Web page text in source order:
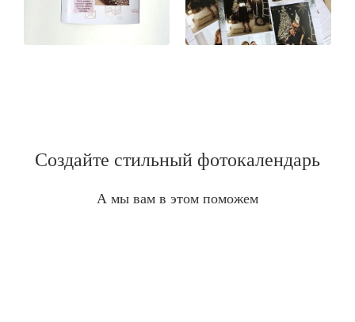
Создайте стильный фотокалендарь
А мы вам в этом поможем